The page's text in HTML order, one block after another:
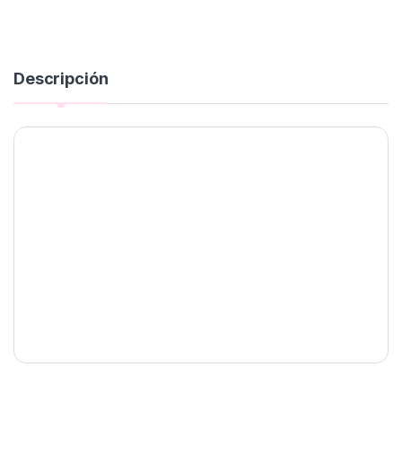
Descripción